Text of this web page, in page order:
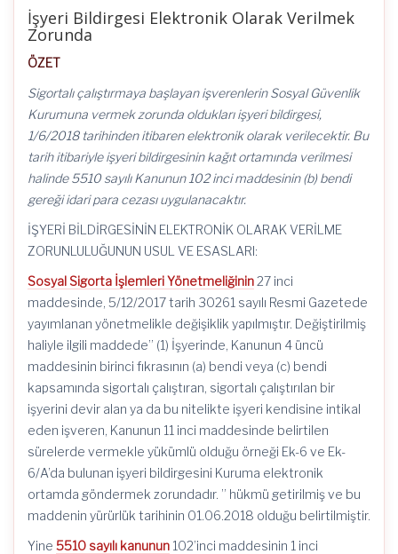
İşyeri Bildirgesi Elektronik Olarak Verilmek
Zorunda
ÖZET
Sigortalı çalıştırmaya başlayan işverenlerin Sosyal Güvenlik
Kurumuna vermek zorunda oldukları işyeri bildirgesi,
1/6/2018 tarihinden itibaren elektronik olarak verilecektir. Bu
tarih itibariyle işyeri bildirgesinin kağıt ortamında verilmesi
halinde 5510 sayılı Kanunun 102 inci maddesinin (b) bendi
gereği idari para cezası uygulanacaktır.
İŞYERİ BİLDİRGESİNİN ELEKTRONİK OLARAK VERİLME
ZORUNLULUĞUNUN USUL VE ESASLARI:
Sosyal Sigorta İşlemleri Yönetmeliğinin27 inci
maddesinde, 5/12/2017 tarih 30261 sayılı Resmi Gazetede
yayımlanan yönetmelikle değişiklik yapılmıştır. Değiştirilmiş
haliyle ilgili maddede” (1) İşyerinde, Kanunun 4 üncü
maddesinin birinci fıkrasının (a) bendi veya (c) bendi
kapsamında sigortalı çalıştıran, sigortalı çalıştırılan bir
işyerini devir alan ya da bu nitelikte işyeri kendisine intikal
eden işveren, Kanunun 11 inci maddesinde belirtilen
sürelerde vermekle yükümlü olduğu örneği Ek-6 ve Ek-
6/A’da bulunan işyeri bildirgesini Kuruma elektronik
ortamda göndermek zorundadır. ” hükmü getirilmiş ve bu
maddenin yürürlük tarihinin 01.06.2018 olduğu belirtilmiştir.
Yine 5510 sayılı kanunun 102’inci maddesinin 1 inci